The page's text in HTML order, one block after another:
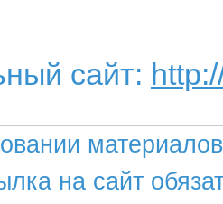
сайт:
на сайт